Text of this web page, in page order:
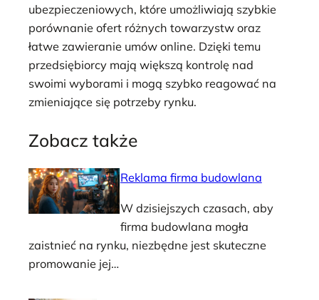
ubezpieczeniowych, które umożliwiają szybkie
porównanie ofert różnych towarzystw oraz
łatwe zawieranie umów online. Dzięki temu
przedsiębiorcy mają większą kontrolę nad
swoimi wyborami i mogą szybko reagować na
zmieniające się potrzeby rynku.
Zobacz także
Reklama firma budowlana
W dzisiejszych czasach, aby
firma budowlana mogła
zaistnieć na rynku, niezbędne jest skuteczne
promowanie jej…